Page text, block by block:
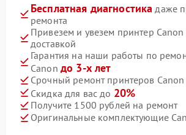
Бесплатная диагностика даже
ремонта
Привезем и увезем принтер Canon
доставкой
Гарантия на наши работы по
Canon до 3-х лет
Срочный ремонт принтеров Canon
Скидка для вас до 20%
Получите 1500 рублей на ремонт
Оригинальные комплектующие